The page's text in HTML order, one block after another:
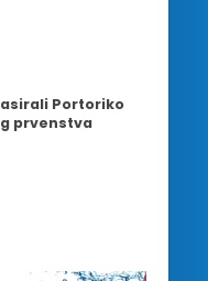
Portoriko
prvenstva